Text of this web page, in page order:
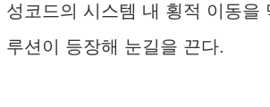
성코드의 시스템 내 횡적 이동을
루션이 등장해 눈길을 끈다.